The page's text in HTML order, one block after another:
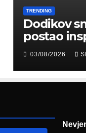
TRENDING
Dodikov
postao
šale:
parodiju
poruku
03/08/2026